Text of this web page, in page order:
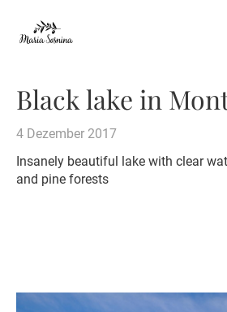
Black lake in
4 Dezember 2017
Insanely beautiful lake with clear
and pine forests